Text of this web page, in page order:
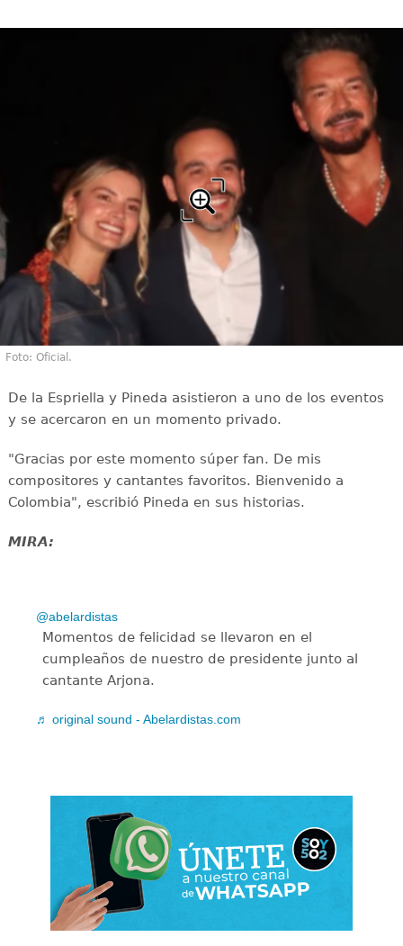
Foto: Oficial.
De la Espriella y Pineda asistieron a uno de los eventos
y se acercaron en un momento privado.
"Gracias por este momento súper fan. De mis
compositores y cantantes favoritos. Bienvenido a
Colombia", escribió Pineda en sus historias.
MIRA:
@abelardistas
Momentos de felicidad se llevaron en el
cumpleaños de nuestro de presidente junto al
cantante Arjona.
♬ original sound - Abelardistas.com